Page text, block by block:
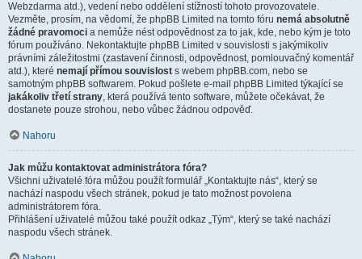
Webzdarma atd.), vedení nebo oddělení stížností tohoto provozovatele.
Vezměte, prosím, na vědomí, že phpBB Limited na tomto fóru nemá absolutně
žádné pravomoci a nemůže nést odpovědnost za to jak, kde, nebo kým je toto
fórum používáno. Nekontaktujte phpBB Limited v souvislosti s jakýmikoliv
právními záležitostmi (zastavení činnosti, odpovědnost, pomlouvačný komentář
atd.), které nemají přímou souvislost s webem phpBB.com, nebo se
samotným phpBB softwarem. Pokud pošlete e-mail phpBB Limited týkající se
jakákoliv třetí strany, která používá tento software, můžete očekávat, že
dostanete pouze strohou, nebo vůbec žádnou odpověď.
Nahoru
Jak můžu kontaktovat administrátora fóra?
Všichni uživatelé fóra můžou použít formulář „Kontaktujte nás“, který se
nachází naspodu všech stránek, pokud je tato možnost povolena
administrátorem fóra.
Přihlášení uživatelé můžou také použít odkaz „Tým“, který se také nachází
naspodu všech stránek.